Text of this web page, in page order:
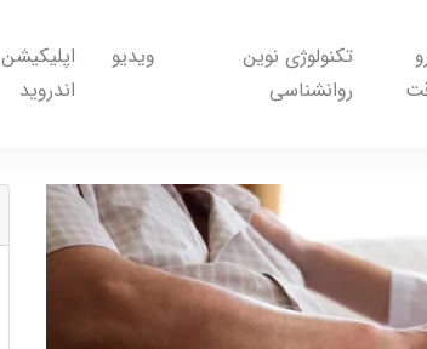
تکنولوژی نوین
روانشناسی
ویدیو
اپلیکیشن
اندروید